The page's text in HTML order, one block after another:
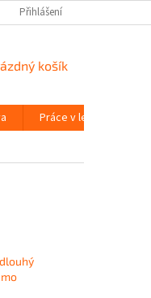
POJMŮ
Přihlášení
košík
Práce v lese